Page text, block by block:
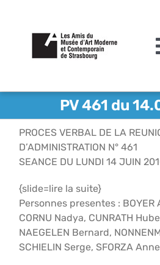
contenu
L’association
Agenda
Actualités
Editions
Le MAMCS
PV 461 du
PROCES VERBAL DE LA
D’ADMINISTRATION N° 461
SEANCE DU LUNDI 14 JUIN
{slide=lire la suite}
Personnes presentes : BOYER
CORNU Nadya, CUNRATH
NAEGELEN Bernard,
SCHIELIN Serge, SFORZA Anne